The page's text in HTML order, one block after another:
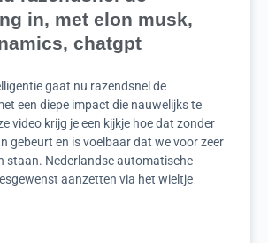
in, met elon musk,
chatgpt
gaat nu razendsnel de
een diepe impact die nauwelijks te
video krijg je een kijkje hoe dat zonder
gebeurt en is voelbaar dat we voor zeer
staan. Nederlandse automatische
aanzetten via het wieltje